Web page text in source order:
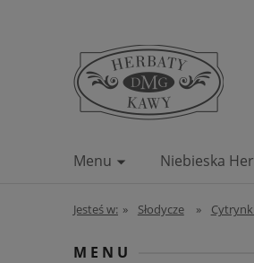
Menu Niebieska
Blog Kontakt
Jesteś w: » Słodycze »
MENU